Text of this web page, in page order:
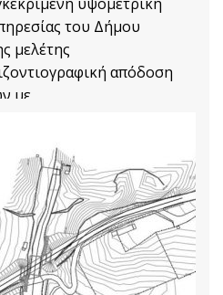
του Δήμου
μελέτης
απόδοση
με